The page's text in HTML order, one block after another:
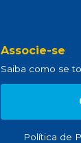
Associe-se
Saiba como se
Política de